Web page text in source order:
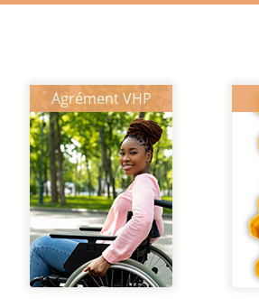
Agrément VHP